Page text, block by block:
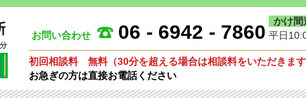
お問い合わせ 06 - 6942 - 7860
かけ間
平日
初回相談料 無料（30分を超える場合は相談料をいただきます
お急ぎの方は直接お電話ください